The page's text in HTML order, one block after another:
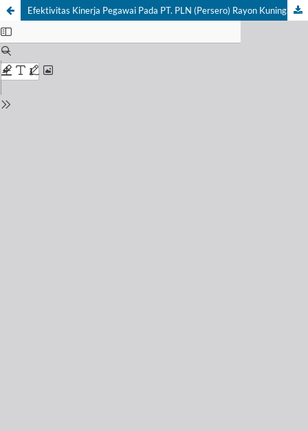
Efektivitas Kinerja Pegawai Pada PT. PLN (Persero) Rayon Kuningan dalam Meningkatkan Pelayanan Penyambungan Listrik Baru